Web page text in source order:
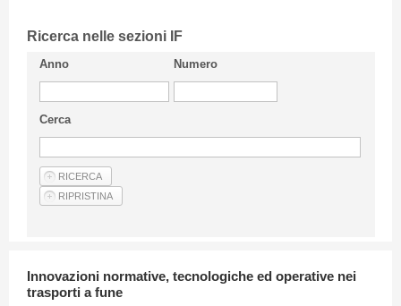
CIFI in breve
Linee Guida
Privacy Policy
Articoli
Ricerca nelle sezioni IF
Anno Numero
Cerca
Innovazioni normative, tecnologiche ed operative nei
trasporti a fune